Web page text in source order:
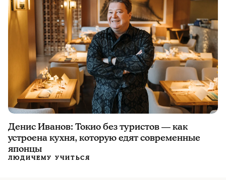
Денис Иванов: Токио без туристов — как
устроена кухня, которую едят современные
японцы
ЛЮДИЧЕМУ УЧИТЬСЯ